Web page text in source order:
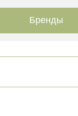
Бренды